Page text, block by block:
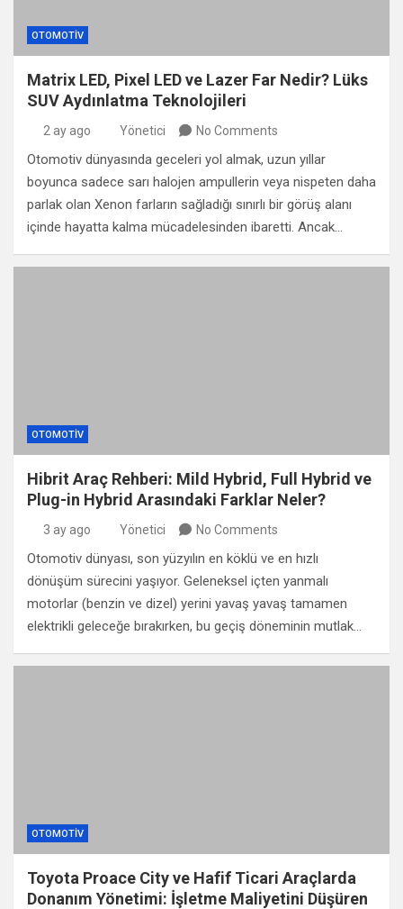
OTOMOTIV
Matrix LED, Pixel LED ve Lazer Far Nedir? Lüks
SUV Aydınlatma Teknolojileri
2 ay ago Yönetici No Comments
Otomotiv dünyasında geceleri yol almak, uzun yıllar
boyunca sadece sarı halojen ampullerin veya nispeten daha
parlak olan Xenon farların sağladığı sınırlı bir görüş alanı
içinde hayatta kalma mücadelesinden ibaretti. Ancak…
OTOMOTIV
Hibrit Araç Rehberi: Mild Hybrid, Full Hybrid ve
Plug-in Hybrid Arasındaki Farklar Neler?
3 ay ago Yönetici No Comments
Otomotiv dünyası, son yüzyılın en köklü ve en hızlı
dönüşüm sürecini yaşıyor. Geleneksel içten yanmalı
motorlar (benzin ve dizel) yerini yavaş yavaş tamamen
elektrikli geleceğe bırakırken, bu geçiş döneminin mutlak…
OTOMOTIV
Toyota Proace City ve Hafif Ticari Araçlarda
Donanım Yönetimi: İşletme Maliyetini Düşüren